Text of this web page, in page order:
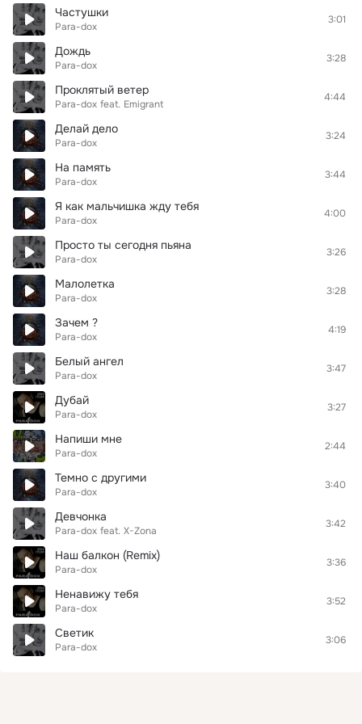
Частушки
Para-dox
3:01
Дождь
Para-dox
3:28
Проклятый ветер
Para-dox feat. Emigrant
4:44
Делай дело
Para-dox
3:24
На память
Para-dox
3:44
Я как мальчишка жду тебя
Para-dox
4:00
Просто ты сегодня пьяна
Para-dox
3:26
Малолетка
Para-dox
3:28
Зачем ?
Para-dox
4:19
Белый ангел
Para-dox
3:47
Дубай
Para-dox
3:27
Напиши мне
Para-dox
2:44
Темно с другими
Para-dox
3:40
Девчонка
Para-dox feat. X-Zona
3:42
Наш балкон (Remix)
Para-dox
3:36
Ненавижу тебя
Para-dox
3:52
Светик
Para-dox
3:06